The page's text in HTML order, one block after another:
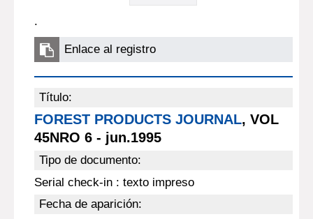
.
Enlace al registro
Título:
FOREST PRODUCTS JOURNAL, VOL
45NRO 6 - jun.1995
Tipo de documento:
Serial check-in : texto impreso
Fecha de aparición: